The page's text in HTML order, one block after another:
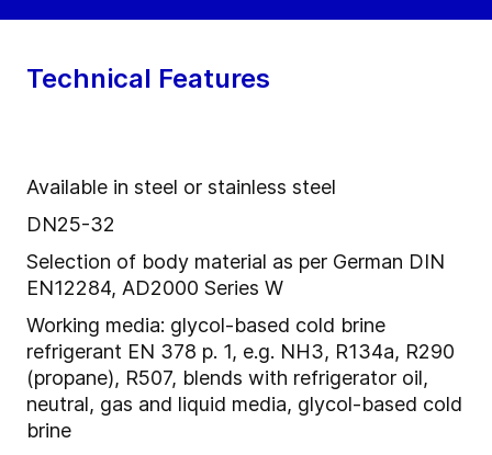
Technical Features
Available in steel or stainless steel
DN25-32
Selection of body material as per German DIN
EN12284, AD2000 Series W
Working media: glycol-based cold brine
refrigerant EN 378 p. 1, e.g. NH3, R134a, R290
(propane), R507, blends with refrigerator oil,
neutral, gas and liquid media, glycol-based cold
brine